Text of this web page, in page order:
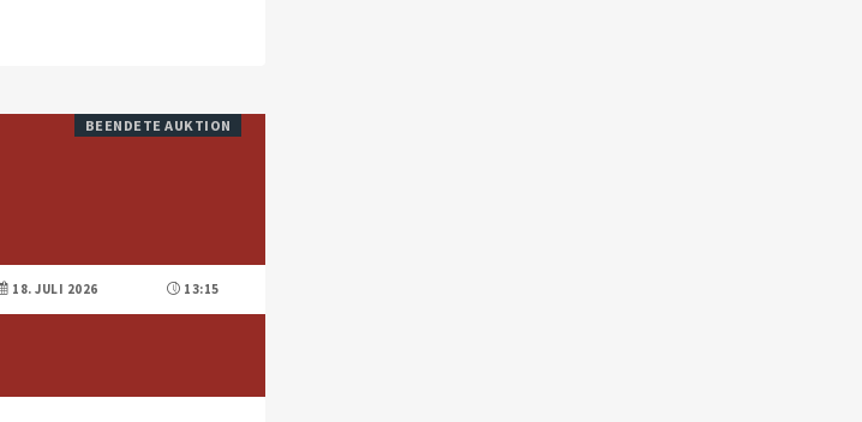
BEENDETE AUKTION
18. JULI 2026 13:15